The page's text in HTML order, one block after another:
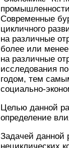
Современные
цикличного
на различные
более или
на различные
исследования
годом, тем
социально-
Целью данной
определение
Задачей данной